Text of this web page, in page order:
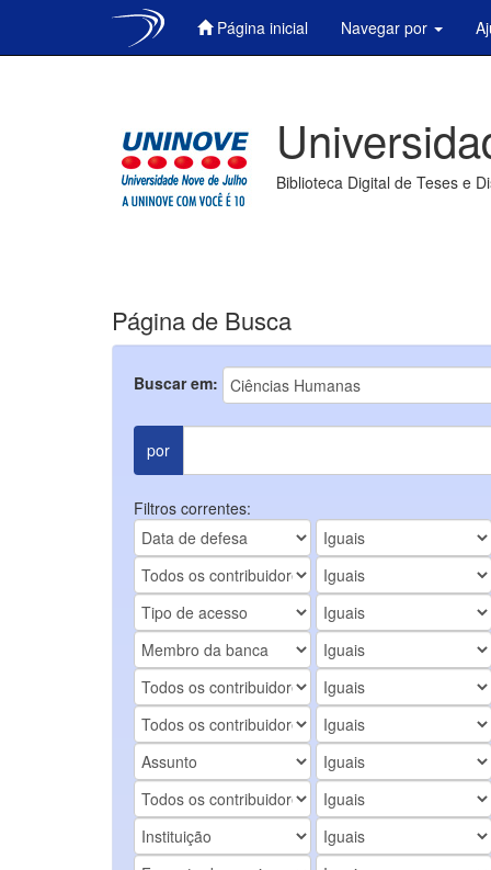
Página inicial Navegar por
Biblioteca Digital de Teses e
Página de Busca
Buscar em:
por
Filtros correntes: